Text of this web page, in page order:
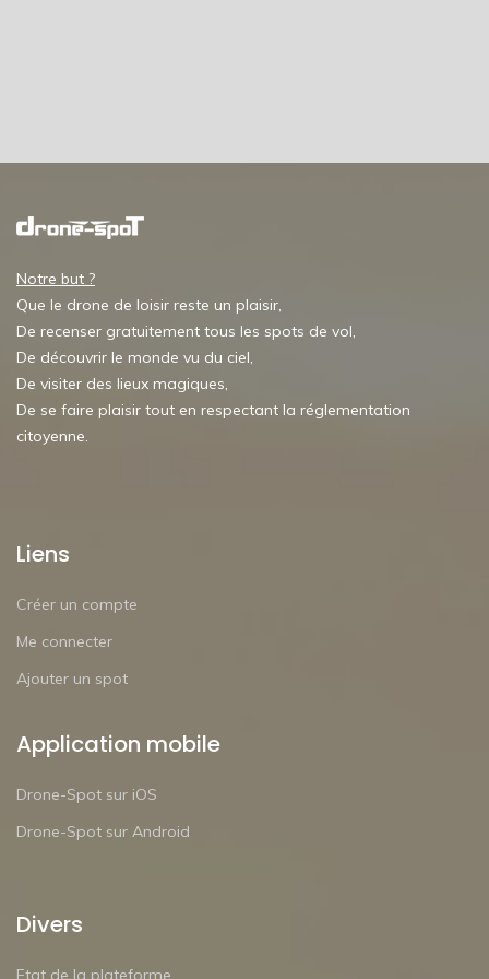
Notre but ?
Que le drone de loisir reste un plaisir,
De recenser gratuitement tous les spots de vol,
De découvrir le monde vu du ciel,
De visiter des lieux magiques,
De se faire plaisir tout en respectant la réglementation
citoyenne.
Liens
Créer un compte
Me connecter
Ajouter un spot
Application mobile
Drone-Spot sur iOS
Drone-Spot sur Android
Divers
Etat de la plateforme